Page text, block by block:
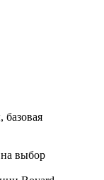
базовая
выбор